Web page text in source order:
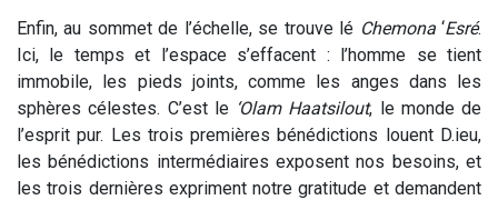
Enfin, au sommet de l’échelle, se trouve lé Chemona‘Esré.
Ici, le temps et l’espace s’effacent : l’homme se tient
immobile, les pieds joints, comme les anges dans les
sphères célestes. C’est le ‘Olam Haatsilout, le monde de
l’esprit pur. Les trois premières bénédictions louent D.ieu,
les bénédictions intermédiaires exposent nos besoins, et
les trois dernières expriment notre gratitude et demandent